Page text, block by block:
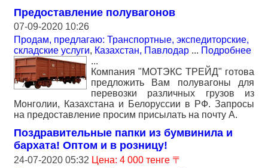
Предоставление полувагонов
07-09-2020 10:26
Продам, предлагаю: Транспортные, экспедиторские,
складские услуги, Казахстан, Павлодар ... Подробнее
...
Компания "МОТЭКС ТРЕЙД" готова
предложить Вам полувагоны для
перевозки различных грузов из
Монголии, Казахстана и Белоруссии в РФ. Запросы
на предоставление просим присылать на почту A.
Поздравительные папки из бумвинила и
бархата! Оптом и в розницу!
24-07-2020 05:32 Цена: 4 000 тенге 〒